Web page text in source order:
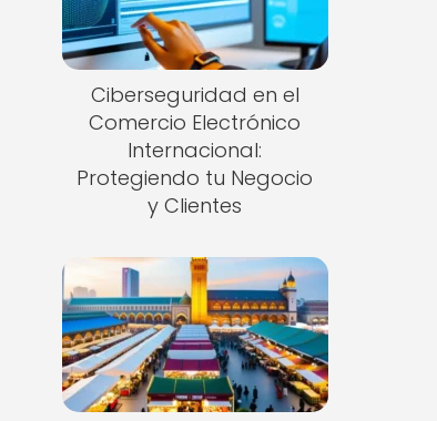
Ciberseguridad en el
Comercio Electrónico
Internacional:
Protegiendo tu Negocio
y Clientes